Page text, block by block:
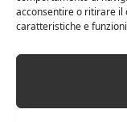
acconsentire o ritirare il
caratteristiche e
trasparenti
usa e getta